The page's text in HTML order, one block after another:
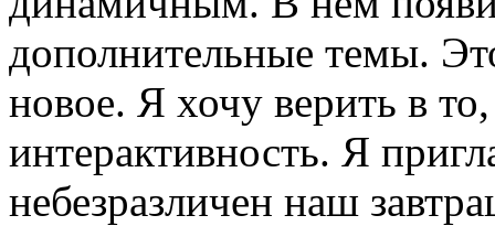
дополнительные темы.
новое. Я хочу верить в
интерактивность. Я
небезразличен наш